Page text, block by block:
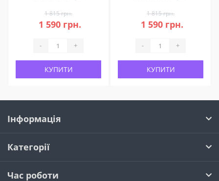
1 815 грн.
1 590 грн.
- +
КУПИТИ
1 815 грн.
1 590 грн.
- +
КУПИТИ
Інформація
Категорії
Час роботи